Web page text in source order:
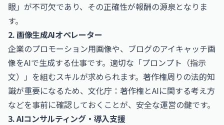
眼」が不可欠であり、その正確性が報酬の源泉となりま
す。
2. 画像生成AIオペレーター
企業のプロモーション用画像や、ブログのアイキャッチ画
像をAIで生成する仕事です。適切な「プロンプト（指示
文）」を組むスキルが求められます。著作権周りの法的知
識が重要になるため、文化庁：著作権とAIに関する考え方
などを事前に確認しておくことが、安全な運営の鍵です。
3. AIコンサルティング・導入支援